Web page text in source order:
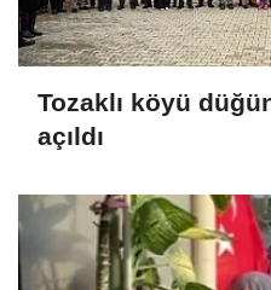
Tozaklı köyü
açıldı